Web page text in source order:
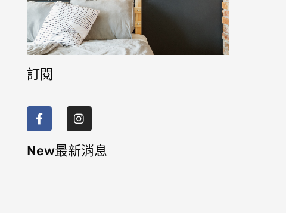
訂閱
a
c
e
b
o
k
n
s
t
a
g
a
New最新消息